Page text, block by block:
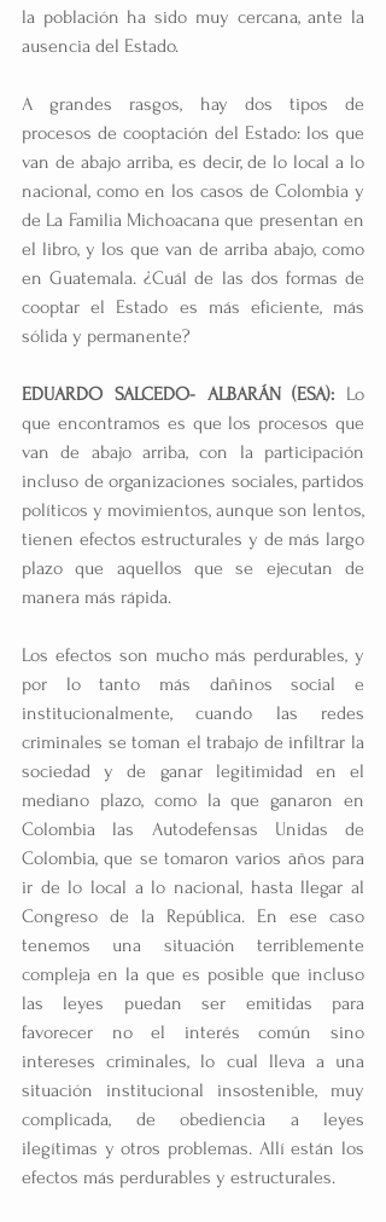
la población ha sido muy cercana, ante la
ausencia del Estado.
A grandes rasgos, hay dos tipos de
procesos de cooptación del Estado: los que
van de abajo arriba, es decir, de lo local a lo
nacional, como en los casos de Colombia y
de La Familia Michoacana que presentan en
el libro, y los que van de arriba abajo, como
en Guatemala. ¿Cuál de las dos formas de
cooptar el Estado es más eficiente, más
sólida y permanente?
EDUARDO SALCEDO- ALBARÁN (ESA): Lo
que encontramos es que los procesos que
van de abajo arriba, con la participación
incluso de organizaciones sociales, partidos
políticos y movimientos, aunque son lentos,
tienen efectos estructurales y de más largo
plazo que aquellos que se ejecutan de
manera más rápida.
Los efectos son mucho más perdurables, y
por lo tanto más dañinos social e
institucionalmente, cuando las redes
criminales se toman el trabajo de infiltrar la
sociedad y de ganar legitimidad en el
mediano plazo, como la que ganaron en
Colombia las Autodefensas Unidas de
Colombia, que se tomaron varios años para
ir de lo local a lo nacional, hasta llegar al
Congreso de la República. En ese caso
tenemos una situación terriblemente
compleja en la que es posible que incluso
las leyes puedan ser emitidas para
favorecer no el interés común sino
intereses criminales, lo cual lleva a una
situación institucional insostenible, muy
complicada, de obediencia a leyes
ilegítimas y otros problemas. Allí están los
efectos más perdurables y estructurales.